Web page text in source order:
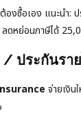
ต้องซื้อเอง แนะนำ:
หย่อนภาษีได้
ประกันรา
จ่ายเงิ